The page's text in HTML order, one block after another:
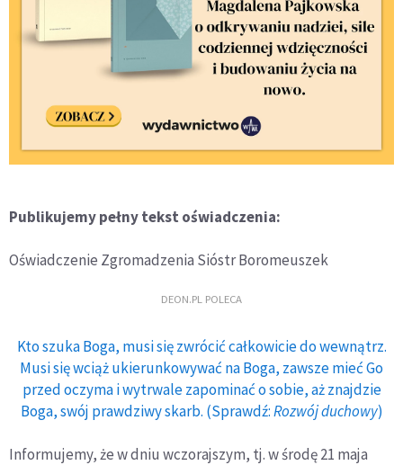
Publikujemy pełny tekst oświadczenia:
Oświadczenie Zgromadzenia Sióstr Boromeuszek
DEON.PL POLECA
Kto szuka Boga, musi się zwrócić całkowicie do wewnątrz.
Musi się wciąż ukierunkowywać na Boga, zawsze mieć Go
przed oczyma i wytrwale zapominać o sobie, aż znajdzie
Boga, swój prawdziwy skarb. (Sprawdź:Rozwój duchowy)
Informujemy, że w dniu wczorajszym, tj. w środę 21 maja